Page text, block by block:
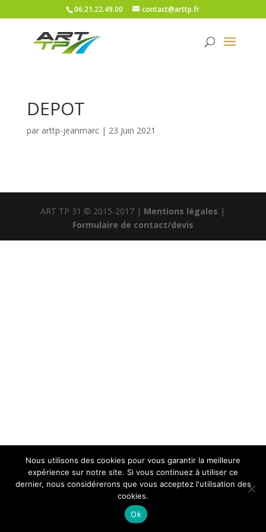
06.21.22.49.00 contact@arttp.fr
DEPOT
par arttp-jeanmarc| 23 Juin 2021
ART TP 31 © 2015-2017 | Mentions légales |
Formulaire de contact/devis
Nous utilisons des cookies pour vous garantir la meilleure
expérience sur notre site. Si vous continuez à utiliser ce
dernier, nous considérerons que vous acceptez l'utilisation des
cookies.
Ok